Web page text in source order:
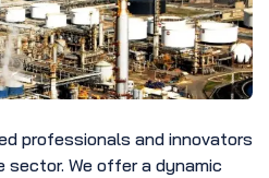
professionals and innovators
We offer a dynamic